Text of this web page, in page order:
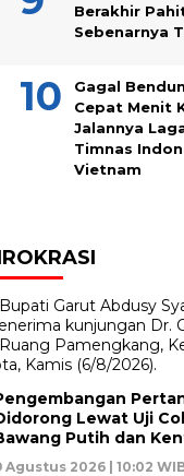
Berakhir
Sebenarnya
Gagal
Cepat Menit
Jalannya
Timnas
Vietnam
Lewat Uji
Putih dan
Agustus 2026 | 10:02